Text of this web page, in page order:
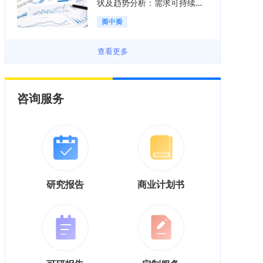
状及趋势分析：需求可持续释
放，市场发展前景良好「图」
瓣中瓣
查看更多
咨询服务
研究报告 商业计划书